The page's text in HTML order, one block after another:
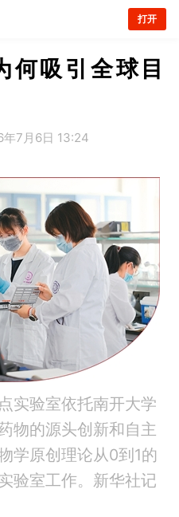
打开
何吸引全球目
年7月6日 13:24
实验室依托南开大学
物的源头创新和自主
学原创理论从0到1的
验室工作。新华社记